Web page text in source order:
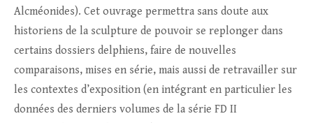
Alcméonides). Cet ouvrage permettra sans doute aux
historiens de la sculpture de pouvoir se replonger dans
certains dossiers delphiens, faire de nouvelles
comparaisons, mises en série, mais aussi de retravailler sur
les contextes d’exposition (en intégrant en particulier les
données des derniers volumes de la série FD II